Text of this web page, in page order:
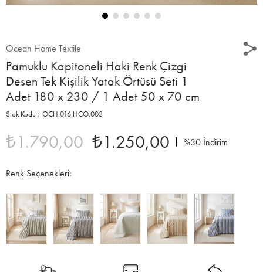
Ocean Home Textile
Pamuklu Kapitoneli Haki Renk Çizgi
Desen Tek Kişilik Yatak Örtüsü Seti 1
Adet 180 x 230 / 1 Adet 50 x 70 cm
OCH.016.HCO.003
₺1.790,00 ₺1.250,00 %30 İndirim
Renk Seçenekleri: